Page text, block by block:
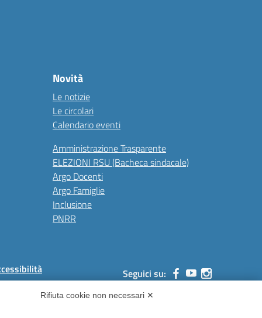
Novità
Le notizie
Le circolari
Calendario eventi
Amministrazione Trasparente
ELEZIONI RSU (Bacheca sindacale)
Argo Docenti
Argo Famiglie
Inclusione
PNRR
Seguici su:
Rifiuta cookie non necessari ✕